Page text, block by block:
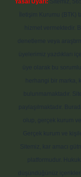
Yasal Uyarı: